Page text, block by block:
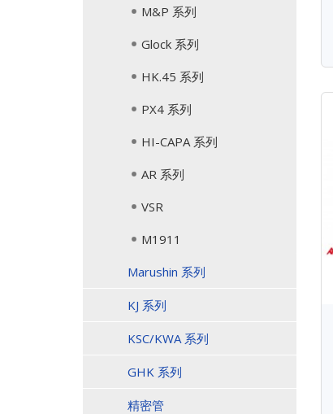
M&P 系列
Glock 系列
HK.45 系列
PX4 系列
HI-CAPA 系列
AR 系列
VSR
M1911
Marushin 系列
KJ 系列
KSC/KWA 系列
GHK 系列
精密管